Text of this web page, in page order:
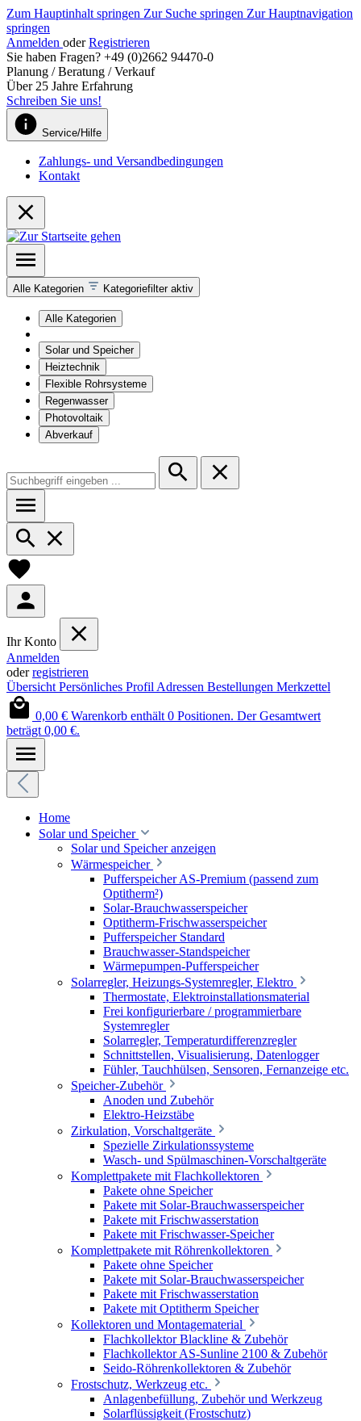
Zum Hauptinhalt springen Zur Suche springen Zur Hauptnavigation
springen
Anmelden oder Registrieren
Sie haben Fragen? +49 (0)2662 94470-0
Planung / Beratung / Verkauf
Über 25 Jahre Erfahrung
Schreiben Sie uns!
Service/Hilfe
Zahlungs- und Versandbedingungen
Kontakt
Alle Kategorien Kategoriefilter aktiv
Alle Kategorien
Solar und Speicher
Heiztechnik
Flexible Rohrsysteme
Regenwasser
Photovoltaik
Abverkauf
Ihr Konto
Anmelden
oderregistrieren
Übersicht Persönliches Profil Adressen Bestellungen Merkzettel
0,00 € Warenkorb enthält 0 Positionen. Der Gesamtwert
beträgt 0,00 €.
Home
Solar und Speicher
Solar und Speicher anzeigen
Wärmespeicher
Pufferspeicher AS-Premium (passend zum
Optitherm²)
Solar-Brauchwasserspeicher
Optitherm-Frischwasserspeicher
Pufferspeicher Standard
Brauchwasser-Standspeicher
Wärmepumpen-Pufferspeicher
Solarregler, Heizungs-Systemregler, Elektro
Thermostate, Elektroinstallationsmaterial
Frei konfigurierbare / programmierbare
Systemregler
Solarregler, Temperaturdifferenzregler
Schnittstellen, Visualisierung, Datenlogger
Fühler, Tauchhülsen, Sensoren, Fernanzeige etc.
Speicher-Zubehör
Anoden und Zubehör
Elektro-Heizstäbe
Zirkulation, Vorschaltgeräte
Spezielle Zirkulationssysteme
Wasch- und Spülmaschinen-Vorschaltgeräte
Komplettpakete mit Flachkollektoren
Pakete ohne Speicher
Pakete mit Solar-Brauchwasserspeicher
Pakete mit Frischwasserstation
Pakete mit Frischwasser-Speicher
Komplettpakete mit Röhrenkollektoren
Pakete ohne Speicher
Pakete mit Solar-Brauchwasserspeicher
Pakete mit Frischwasserstation
Pakete mit Optitherm Speicher
Kollektoren und Montagematerial
Flachkollektor Blackline & Zubehör
Flachkollektor AS-Sunline 2100 & Zubehör
Seido-Röhrenkollektoren & Zubehör
Frostschutz, Werkzeug etc.
Anlagenbefüllung, Zubehör und Werkzeug
Solarflüssigkeit (Frostschutz)